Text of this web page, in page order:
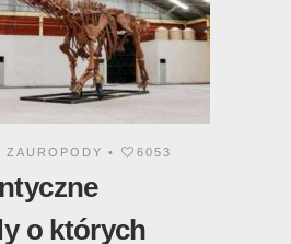
ZAUROPODY • 6053
o których